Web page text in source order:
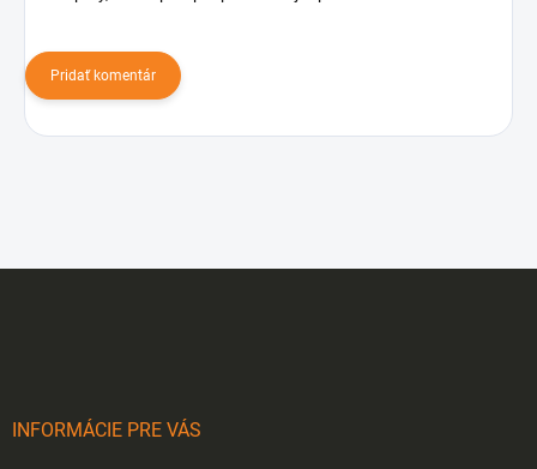
Pridať komentár
INFORMÁCIE PRE VÁS